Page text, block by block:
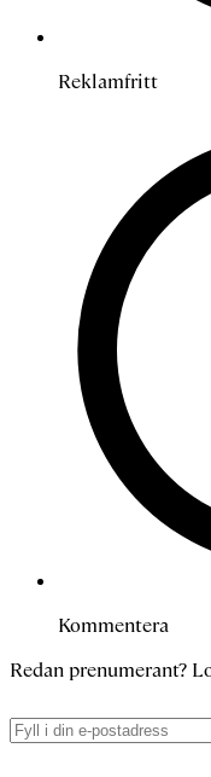
Reklamfritt
Kommentera
Redan prenumerant?